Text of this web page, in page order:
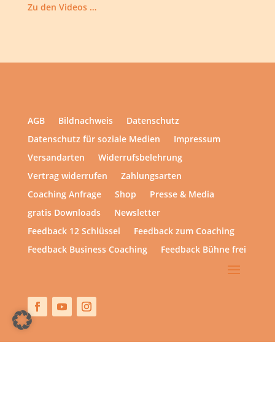
Zu den Videos …
AGB Bildnachweis
Datenschutz
Datenschutz für soziale Medien
Impressum
Versandarten
Widerrufsbelehrung
Vertrag widerrufen
Zahlungsarten
Coaching Anfrage
Shop
Presse & Media
gratis Downloads
Newsletter
Feedback 12 Schlüssel
Feedback zum Coaching
Feedback Business Coaching
Feedback Bühne frei